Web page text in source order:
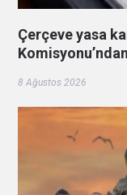
Çerçeve yasa
8 Ağustos 2026